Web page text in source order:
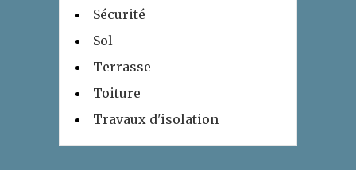
Sécurité
Sol
Terrasse
Toiture
Travaux d'isolation